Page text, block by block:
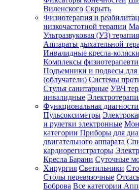
Виленского Скрыть
Физиотерапия и
низкочастотной терапии
Ультразвуковая (УЗ) терапия
Аппараты дыхательной
Инвалидные кресла-коляски
Комплексы
Подъемники и подвесы для
(облучатели) Системы
Стулья санитарные УВЧ
инвалидные
Функциональная
Пульсоксиметры
и рулетки электронные
категории Приборы для
двигательного аппарата
кардиорегистраторы
Кресла Барани Суточные
Хирургия Светильники
Столы перевязочные
Боброва Все категории